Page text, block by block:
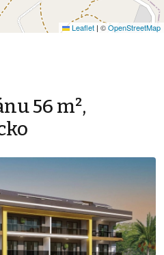
Leaflet | ©OpenStreetMap
56 m²,